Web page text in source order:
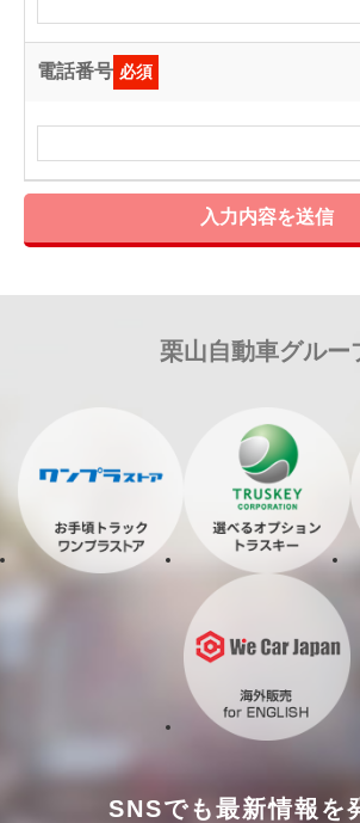
電話番号 必須
入力内容を送信
栗山自動車グルー
SNSでも最新情報を